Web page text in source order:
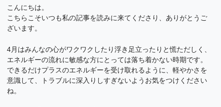
こんにちは。
こちらこそいつも私の記事を読みに来てくださり、ありがとうご
ざいます。
4月はみんなの心がワクワクしたり浮き足立ったりと慌ただしく、
エネルギーの流れに敏感な方にとっては落ち着かない時期です。
できるだけプラスのエネルギーを受け取れるように、軽やかさを
意識して、トラブルに深入りしすぎないようお気をつけください
ね。